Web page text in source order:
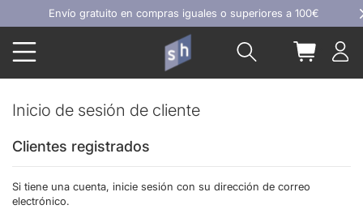
Ir
al
contenido
Envío gratuito en compras iguales o superiores a 100€
Buscar Mi
Inicio de sesión de cliente
Clientes registrados
Si tiene una cuenta, inicie sesión con su dirección de correo
electrónico.